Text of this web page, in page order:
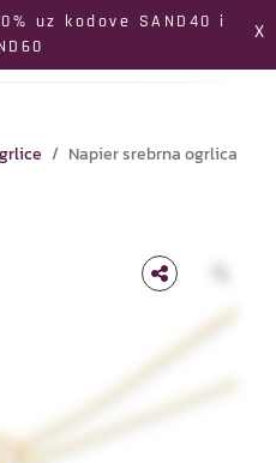
uz kodove SAND40 i
X
Pretraga
Napier srebrna ogrlica